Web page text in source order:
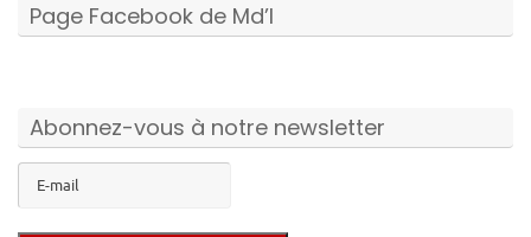
Page Facebook de Md’I
Abonnez-vous à notre newsletter